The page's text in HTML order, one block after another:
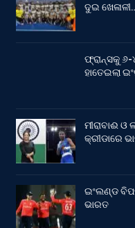
ଦୁଇ
ଫ୍ରାନ୍ସକୁ
ହାତେଇଲା
ମୀରାବାଈ ଓ
କ୍ରୀଡାରେ
ଇଂଲଣ୍ଡ
ଭାରତ